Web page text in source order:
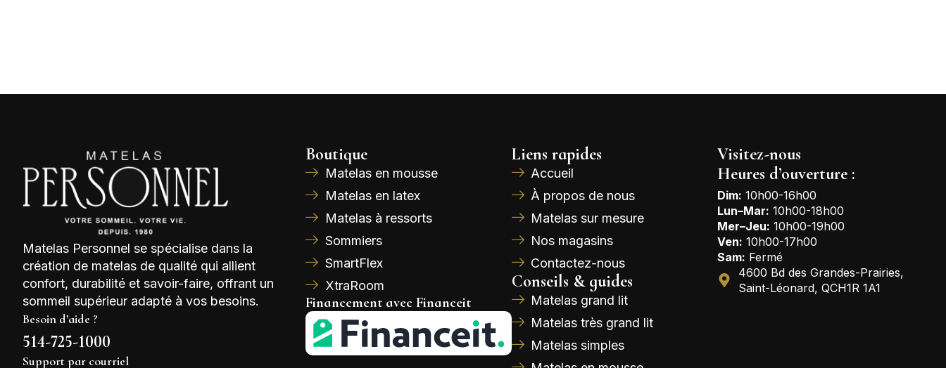
Matelas Personnel se spécialise dans la
création de matelas de qualité qui allient
confort, durabilité et savoir-faire, offrant un
sommeil supérieur adapté à vos besoins.
Besoin d’aide ?
514-725-1000
Support par courriel
Boutique
Matelas en mousse
Matelas en latex
Matelas à ressorts
Sommiers
SmartFlex
XtraRoom
Financement avec Financeit
Liens rapides
Accueil
À propos de nous
Matelas sur mesure
Nos magasins
Contactez-nous
Conseils & guides
Matelas grand lit
Matelas très grand lit
Matelas simples
Visitez-nous
Heures d’ouverture :
Dim: 10h00-16h00
Lun–Mar: 10h00-18h00
Mer–Jeu: 10h00-19h00
Ven: 10h00-17h00
Sam: Fermé
4600 Bd des Grandes-Prairies,
Saint-Léonard, QCH1R 1A1